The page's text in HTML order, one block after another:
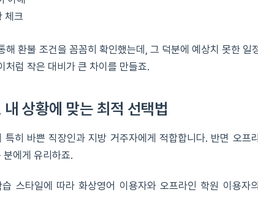
체크
해 환불 조건을 꼼꼼히 확인했는데, 그 덕분에 예상치 못한 일
처럼 작은 대비가 큰 차이를 만들죠.
상황에 맞는 최적 선택법
히 바쁜 직장인과 지방 거주자에게 적합합니다. 반면 오프
에게 유리하죠.
스타일에 따라 화상영어 이용자와 오프라인 학원 이용자